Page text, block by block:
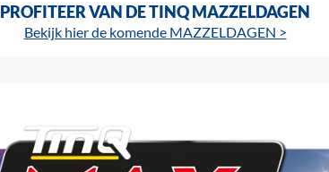
PROFITEER VAN DE TINQ MAZZELDAGEN
Bekijk hier de komende MAZZELDAGEN >